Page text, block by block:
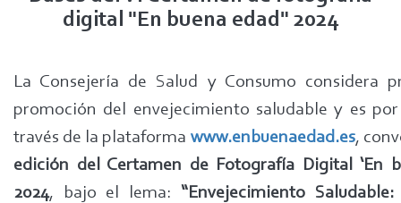
digital "En buena edad" 2024
La Consejería de Salud y Consumo considera
promoción del envejecimiento saludable y es
través de la plataforma www.enbuenaedad.es,
edición del Certamen de Fotografía Digital ‘En
2024, bajo el lema: “Envejecimiento